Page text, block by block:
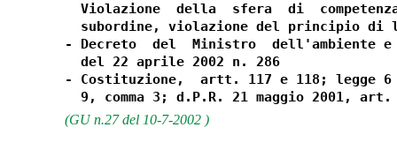
Violazione  della  sfera  di
subordine, violazione del principio di
- Decreto  del  Ministro
  del 22 aprile 2002 n. 286
- Costituzione,  artt. 117 e 118; legge 6
(GU n.27 del 10-7-2002 )